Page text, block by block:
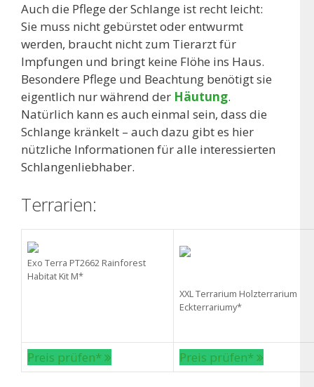
Auch die Pflege der Schlange ist recht leicht:
Sie muss nicht gebürstet oder entwurmt
werden, braucht nicht zum Tierarzt für
Impfungen und bringt keine Flöhe ins Haus.
Besondere Pflege und Beachtung benötigt sie
eigentlich nur während der Häutung.
Natürlich kann es auch einmal sein, dass die
Schlange kränkelt – auch dazu gibt es hier
nützliche Informationen für alle interessierten
Schlangenliebhaber.
Terrarien:
Exo Terra PT2662 Rainforest
Habitat Kit M*
XXL Terrarium Holzterrarium
Eckterrariumy*
Preis prüfen* Preis prüfen*